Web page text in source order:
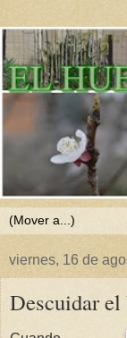
viernes, 16 de
Descuidar el